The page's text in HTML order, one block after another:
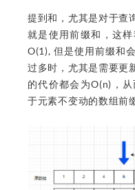
提到和，尤其是对于查
就是使用前缀和，这
O(1), 但是使用前缀和
过多时，尤其是需要更
的代价都会为O(n)，
于元素不变动的数组前